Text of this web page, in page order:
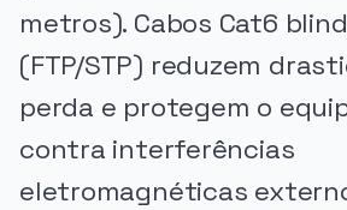
metros). Cabos Cat6
(FTP/STP) reduzem
perda e protegem o
contra interferências
eletromagnéticas